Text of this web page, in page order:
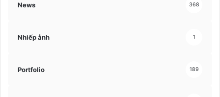
News 368
Nhiếp ảnh 1
Portfolio 189